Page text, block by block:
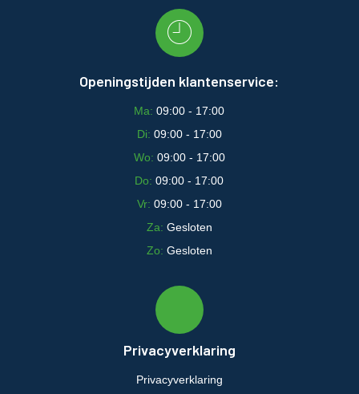
Openingstijden klantenservice:
Ma:09:00 - 17:00
Di: 09:00 - 17:00
Wo: 09:00 - 17:00
Do:09:00 - 17:00
Vr: 09:00 - 17:00
Za: Gesloten
Zo: Gesloten
Privacyverklaring
Privacyverklaring